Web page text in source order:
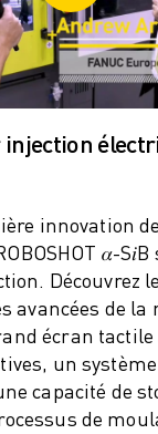
PAR FIL
À
INTELLIGENTE
"
innovation
𝛼-
Découvrez
avancées de la
écran tactile
un
capacité de
de